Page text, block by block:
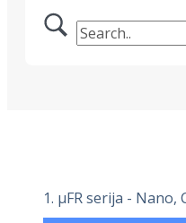
1. μFR serija - Nano,